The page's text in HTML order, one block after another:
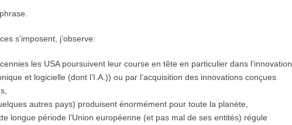
s’imposent, j’observe:
les USA poursuivent leur course en tête en particulier dans l’innovation
et logicielle (dont l’I.A.)) ou par l’acquisition des innovations conçues
autres pays) produisent énormément pour toute la planète,
longue période l’Union européenne (et pas mal de ses entités) régule